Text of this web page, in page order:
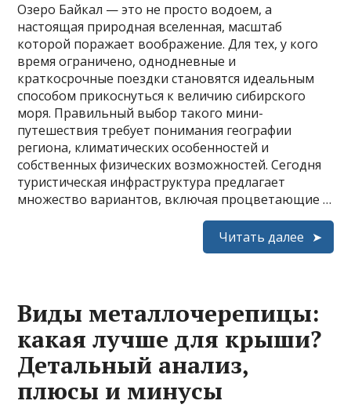
Озеро Байкал — это не просто водоем, а
настоящая природная вселенная, масштаб
которой поражает воображение. Для тех, у кого
время ограничено, однодневные и
краткосрочные поездки становятся идеальным
способом прикоснуться к величию сибирского
моря. Правильный выбор такого мини-
путешествия требует понимания географии
региона, климатических особенностей и
собственных физических возможностей. Сегодня
туристическая инфраструктура предлагает
множество вариантов, включая процветающие …
Читать далее
Виды металлочерепицы:
какая лучше для крыши?
Детальный анализ,
плюсы и минусы